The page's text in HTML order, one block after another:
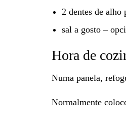
2 dentes de alho
sal a gosto –
Hora de
Numa panela,
Normalmente